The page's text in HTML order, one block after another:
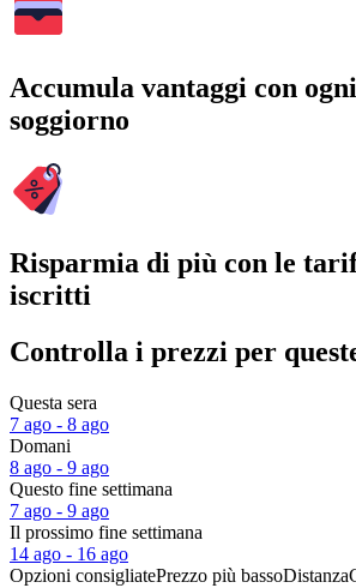
Accumula vantaggi con
soggiorno
Risparmia di più con le
iscritti
Controlla i prezzi per
Questa sera
7 ago - 8 ago
Domani
8 ago - 9 ago
Questo fine settimana
7 ago - 9 ago
Il prossimo fine settimana
14 ago - 16 ago
Opzioni consigliatePrezzo più bassoDistanza